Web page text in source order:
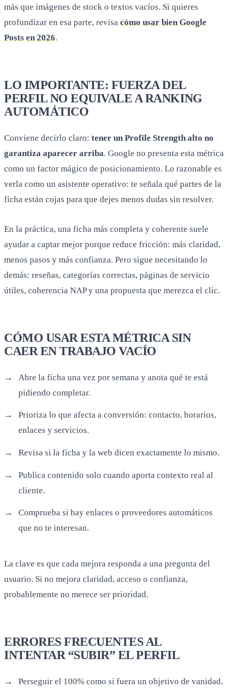
más que imágenes de stock o textos vacíos. Si quieres
profundizar en esa parte, revisa cómo usar bien Google
Posts en 2026.
LO IMPORTANTE: FUERZA DEL
PERFIL NO EQUIVALE A RANKING
AUTOMÁTICO
Conviene decirlo claro: tener un Profile Strength alto no
garantiza aparecer arriba. Google no presenta esta métrica
como un factor mágico de posicionamiento. Lo razonable es
verla como un asistente operativo: te señala qué partes de la
ficha están cojas para que dejes menos dudas sin resolver.
En la práctica, una ficha más completa y coherente suele
ayudar a captar mejor porque reduce fricción: más claridad,
menos pasos y más confianza. Pero sigue necesitando lo
demás: reseñas, categorías correctas, páginas de servicio
útiles, coherencia NAP y una propuesta que merezca el clic.
CÓMO USAR ESTA MÉTRICA SIN
CAER EN TRABAJO VACÍO
Abre la ficha una vez por semana y anota qué te está
pidiendo completar.
Prioriza lo que afecta a conversión: contacto, horarios,
enlaces y servicios.
Revisa si la ficha y la web dicen exactamente lo mismo.
Publica contenido solo cuando aporta contexto real al
cliente.
Comprueba si hay enlaces o proveedores automáticos
que no te interesan.
La clave es que cada mejora responda a una pregunta del
usuario. Si no mejora claridad, acceso o confianza,
probablemente no merece ser prioridad.
ERRORES FRECUENTES AL
INTENTAR “SUBIR” EL PERFIL
Perseguir el 100% como si fuera un objetivo de vanidad.